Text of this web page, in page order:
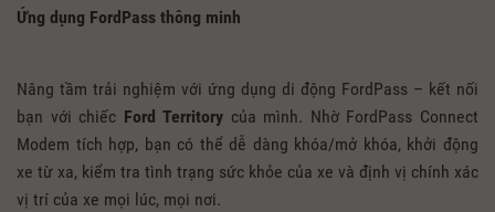
Ứng dụng FordPass thông minh
Nâng tầm trải nghiệm với ứng dụng di động FordPass – kết nối
bạn với chiếc Ford Territory của mình. Nhờ FordPass Connect
Modem tích hợp, bạn có thể dễ dàng khóa/mở khóa, khởi động
xe từ xa, kiểm tra tình trạng sức khỏe của xe và định vị chính xác
vị trí của xe mọi lúc, mọi nơi.